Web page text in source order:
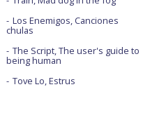
Los Enemigos, Canciones
chulas
The Script, The user's guide to
being human
Tove Lo, Estrus